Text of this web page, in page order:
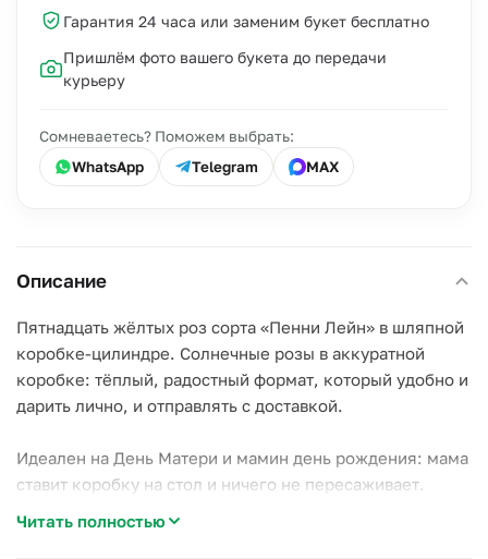
Гарантия 24 часа или заменим букет бесплатно
Пришлём фото вашего букета до передачи
курьеру
Сомневаетесь? Поможем выбрать:
WhatsApp
Telegram MAX
Описание
Пятнадцать жёлтых роз сорта «Пенни Лейн» в шляпной
коробке-цилиндре. Солнечные розы в аккуратной
коробке: тёплый, радостный формат, который удобно и
дарить лично, и отправлять с доставкой.
Идеален на День Матери и мамин день рождения: мама
ставит коробку на стол и ничего не пересаживает.
Читать полностью